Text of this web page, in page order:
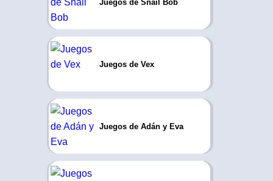
Juegos de Snail Bob
Juegos de Vex
Juegos de Adán y Eva